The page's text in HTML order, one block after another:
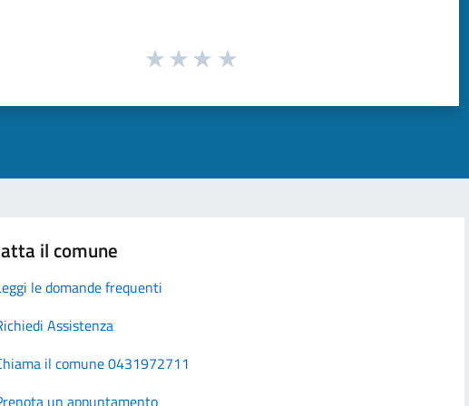
il comune
le domande frequenti
Assistenza
il comune 0431972711
un appuntamento